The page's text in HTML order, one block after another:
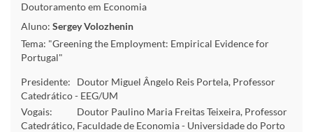
Doutoramento em Economia
Aluno: Sergey Volozhenin
Tema: "Greening the Employment: Empirical Evidence for
Portugal"
Presidente:
Doutor Miguel Ângelo Reis Portela, Professor
Catedrático - EEG/UM
Vogais:
Doutor Paulino Maria Freitas Teixeira, Professor
Catedrático, Faculdade de Economia - Universidade do Porto